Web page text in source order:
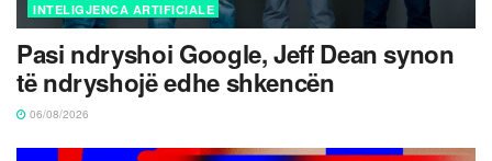
INTELIGJENCA ARTIFICIALE
Pasi ndryshoi Google, Jeff Dean synon
të ndryshojë edhe shkencën
06/08/2026